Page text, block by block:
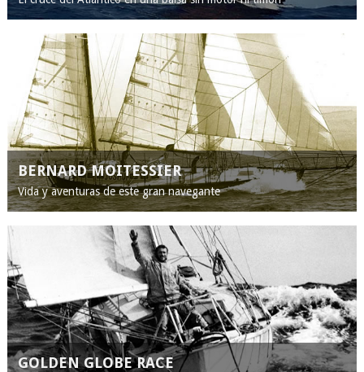
BERNARD MOITESSIER
Vida y aventuras de este gran navegante
GOLDEN GLOBE RACE